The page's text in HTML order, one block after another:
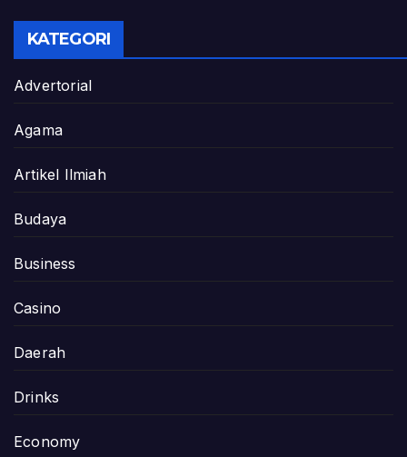
KATEGORI
Advertorial
Agama
Artikel Ilmiah
Budaya
Business
Casino
Daerah
Drinks
Economy